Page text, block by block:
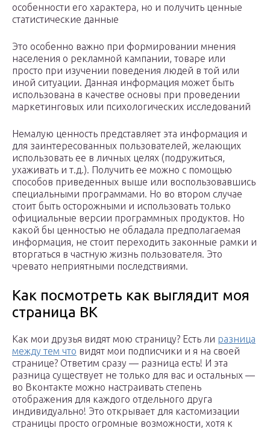
особенности его характера, но и получить ценные
статистические данные
Это особенно важно при формировании мнения
населения о рекламной кампании, товаре или
просто при изучении поведения людей в той или
иной ситуации. Данная информация может быть
использована в качестве основы при проведении
маркетинговых или психологических исследований
Немалую ценность представляет эта информация и
для заинтересованных пользователей, желающих
использовать ее в личных целях (подружиться,
ухаживать и т.д.). Получить ее можно с помощью
способов приведенных выше или воспользовавшись
специальными программами. Но во втором случае
стоит быть осторожными и использовать только
официальные версии программных продуктов. Но
какой бы ценностью не обладала предполагаемая
информация, не стоит переходить законные рамки и
вторгаться в частную жизнь пользователя. Это
чревато неприятными последствиями.
Как посмотреть как выглядит моя
страница ВК
Как мои друзья видят мою страницу? Есть ли разница
между тем что видят мои подписчики и я на своей
странице? Ответим сразу — разница есть! И эта
разница существует не только для вас и остальных —
во Вконтакте можно настраивать степень
отображения для каждого отдельного друга
индивидуально! Это открывает для кастомизации
страницы просто огромные возможности, хотя к